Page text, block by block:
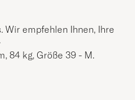
Wir empfehlen Ihnen, Ihre
84 kg, Größe 39 - M.